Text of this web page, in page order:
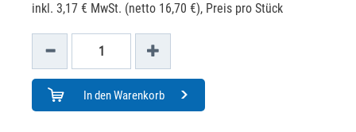
inkl. 3,17 € MwSt. (netto 16,70 €), Preis pro Stück
In den Warenkorb